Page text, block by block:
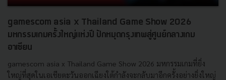
gamescom asia x Thailand Game Show 2026
มหกรรมเกมครั้งใหญ่แห่งปี ปักหมุดกรุงเทพสู่ศูนย์กลางเกม
อาเซียน
gamescom asia x Thailand Game Show 2026 มหกรรมเกมที่ยิ่ง
ใหญ่ที่สุดในเอเชียตะวันออกเฉียงใต้กำลังจะกลับมาอีกครั้งอย่างยิ่งใหญ่